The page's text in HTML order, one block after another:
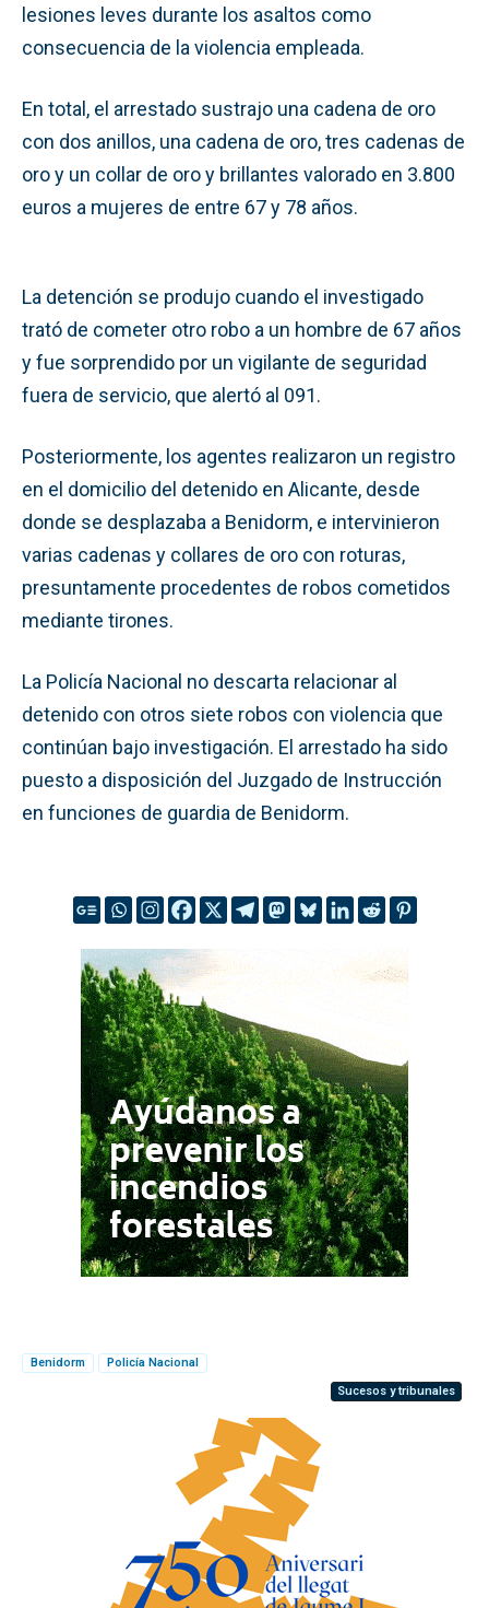
lesiones leves durante los asaltos como
consecuencia de la violencia empleada.
En total, el arrestado sustrajo una cadena de oro
con dos anillos, una cadena de oro, tres cadenas de
oro y un collar de oro y brillantes valorado en 3.800
euros a mujeres de entre 67 y 78 años.
La detención se produjo cuando el investigado
trató de cometer otro robo a un hombre de 67 años
y fue sorprendido por un vigilante de seguridad
fuera de servicio, que alertó al 091.
Posteriormente, los agentes realizaron un registro
en el domicilio del detenido en Alicante, desde
donde se desplazaba a Benidorm, e intervinieron
varias cadenas y collares de oro con roturas,
presuntamente procedentes de robos cometidos
mediante tirones.
La Policía Nacional no descarta relacionar al
detenido con otros siete robos con violencia que
continúan bajo investigación. El arrestado ha sido
puesto a disposición del Juzgado de Instrucción
en funciones de guardia de Benidorm.
Benidorm
Policía Nacional
Sucesos y tribunales